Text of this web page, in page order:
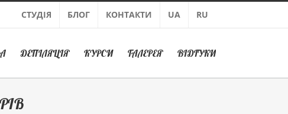
СТУДІЯ БЛОГ КОНТАКТИ UA RU
ДЕПІЛЯЦІЯ КУРСИ ГАЛЕРЕЯ ВІДГУКИ